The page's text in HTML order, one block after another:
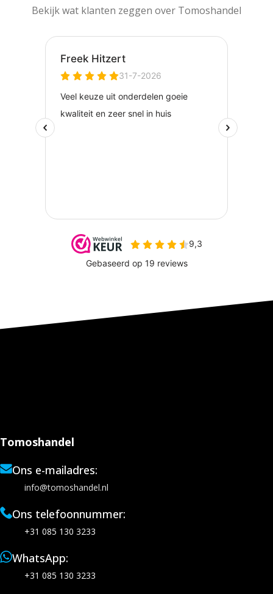
Bekijk wat klanten zeggen over Tomoshandel
Tomoshandel
Ons e-mailadres:
info@tomoshandel.nl
Ons telefoonnummer:
+31 085 130 3233
WhatsApp:
+31 085 130 3233